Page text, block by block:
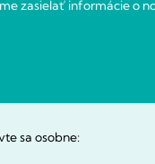
zasielať informácie o
sa osobne: